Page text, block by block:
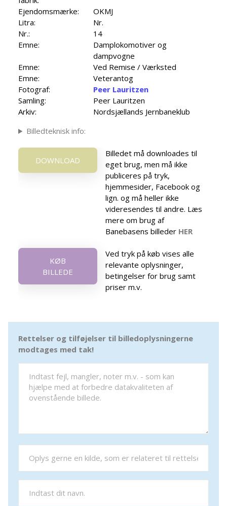
Ejendomsmærke:
OKMJ
Litra:
Nr.
Nr.:
14
Emne:
Damplokomotiver og
dampvogne
Emne:
Ved Remise / Værksted
Emne:
Veterantog
Fotograf:
Peer Lauritzen
Samling:
Peer Lauritzen
Arkiv:
Nordsjællands Jernbaneklub
Billedteknisk info:
DOWNLOAD
Billedet må downloades til
eget brug, men må ikke
publiceres på tryk,
hjemmesider, Facebook og
lign. og må heller ikke
videresendes til andre. Læs
mere om brug af
Banebasens billeder HER
KØB
BILLEDE
Ved tryk på køb vises alle
relevante oplysninger,
betingelser for brug samt
priser m.v.
Rettelser og tilføjelser til billedoplysningerne
modtages med tak!